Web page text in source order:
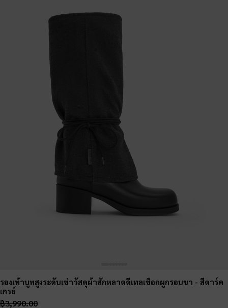
รองเท้าบูทสูงระดับเข่าวัสดุผ้าสักหลาดดีเทลเชือกผูกรอบขา - สีดาร์ค
เกรย์
฿3,990.00